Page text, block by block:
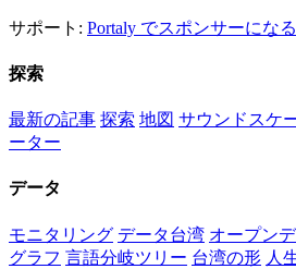
サポート: Portaly でスポンサーにな
探索
最新の記事 探索 地図 サウンドスケ
ーター
データ
モニタリング データ台湾 オープン
グラフ 言語分岐ツリー 台湾の形 人